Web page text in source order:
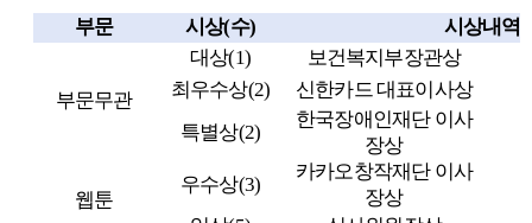
부문 시상(수) 시상내역
부문무관
대상(1)
보건복지부장관상
최우수상(2)
신한카드 대표이사상
특별상(2)
한국장애인재단 이사
장상
웹툰
우수상(3)
카카오창작재단 이사
장상